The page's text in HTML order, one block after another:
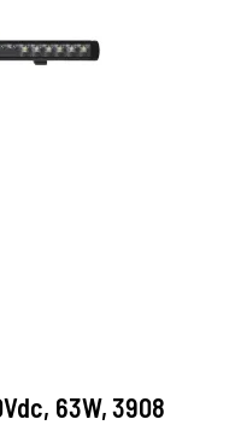
63W, 3908